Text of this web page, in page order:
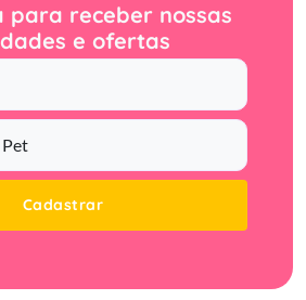
para receber nossas
e ofertas
Cadastrar